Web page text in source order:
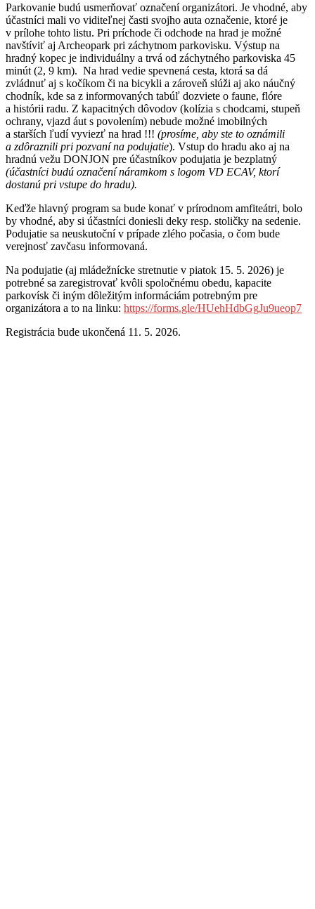
Parkovanie budú usmerňovať označení organizátori. Je vhodné, aby
účastníci mali vo viditeľnej časti svojho auta označenie, ktoré je
v prílohe tohto listu. Pri príchode či odchode na hrad je možné
navštíviť aj Archeopark pri záchytnom parkovisku. Výstup na
hradný kopec je individuálny a trvá od záchytného parkoviska 45
minút (2, 9 km). Na hrad vedie spevnená cesta, ktorá sa dá
zvládnuť aj s kočíkom či na bicykli a zároveň slúži aj ako náučný
chodník, kde sa z informovaných tabúľ dozviete o faune, flóre
a histórii radu. Z kapacitných dôvodov (kolízia s chodcami, stupeň
ochrany, vjazd áut s povolením) nebude možné imobilných
a starších ľudí vyviezť na hrad !!! (prosíme, aby ste to oznámili
a zdôraznili pri pozvaní na podujatie). Vstup do hradu ako aj na
hradnú vežu DONJON pre účastníkov podujatia je bezplatný
(účastníci budú označení náramkom s logom VD ECAV, ktorí
dostanú pri vstupe do hradu).
Keďže hlavný program sa bude konať v prírodnom amfiteátri, bolo
by vhodné, aby si účastníci doniesli deky resp. stoličky na sedenie.
Podujatie sa neuskutoční v prípade zlého počasia, o čom bude
verejnosť zavčasu informovaná.
Na podujatie (aj mládežnícke stretnutie v piatok 15. 5. 2026) je
potrebné sa zaregistrovať kvôli spoločnému obedu, kapacite
parkovísk či iným dôležitým informáciám potrebným pre
organizátora a to na linku: https://forms.gle/HUehHdbGgJu9ueop7
Registrácia bude ukončená 11. 5. 2026.